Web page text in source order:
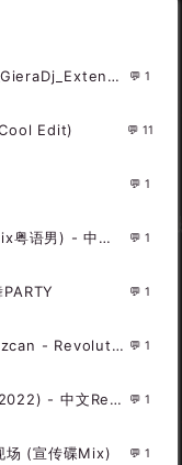
M.I.M_Project_When_The_Sun_Goes_GieraDj_Extended_Remix 1
Edit) 11
1
MP4 - 娱乐零零狗(DjHeArts Electro Mix粤语男) - 中文Remix 中文CLUB 华语Remix 1
1
灿烂阳光_R3hab & NERVO & Ummet Ozcan - Revolution 1
七元 - 老鼠爱大米(Dj齐鸣 Electro Rmx 2022) - 中文Remix 中文CLUB 华语Remix 1
(宣传碟Mix) 1